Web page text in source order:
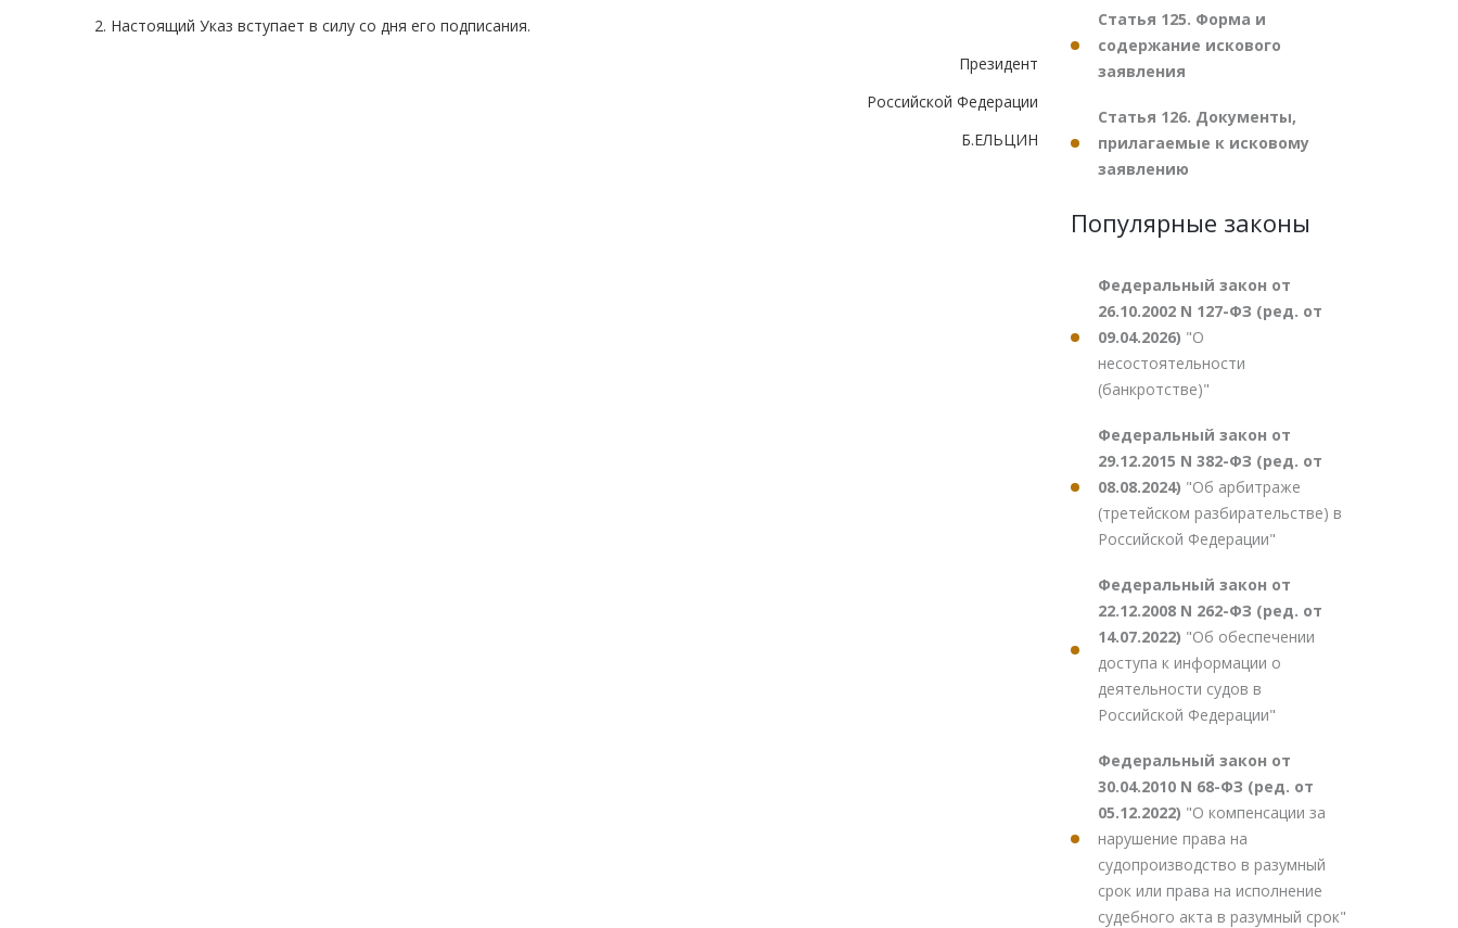
2. Настоящий Указ вступает в силу со дня его подписания.
Президент
Российской Федерации
Б.ЕЛЬЦИН
Статья 125. Форма и
содержание искового
заявления
Статья 126. Документы,
прилагаемые к исковому
заявлению
Популярные законы
Федеральный закон от
26.10.2002 N 127-ФЗ (ред. от
09.04.2026) "О
несостоятельности
(банкротстве)"
Федеральный закон от
29.12.2015 N 382-ФЗ (ред. от
08.08.2024) "Об арбитраже
(третейском разбирательстве) в
Российской Федерации"
Федеральный закон от
22.12.2008 N 262-ФЗ (ред. от
14.07.2022) "Об обеспечении
доступа к информации о
деятельности судов в
Российской Федерации"
Федеральный закон от
30.04.2010 N 68-ФЗ (ред. от
05.12.2022) "О компенсации за
нарушение права на
судопроизводство в разумный
срок или права на исполнение
судебного акта в разумный срок"